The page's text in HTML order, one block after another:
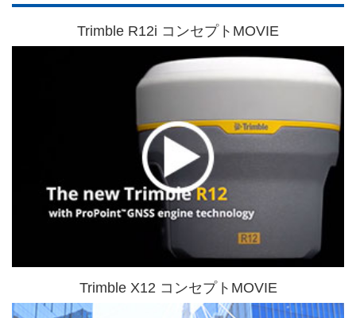
Trimble R12i コンセプトMOVIE
Trimble X12 コンセプトMOVIE